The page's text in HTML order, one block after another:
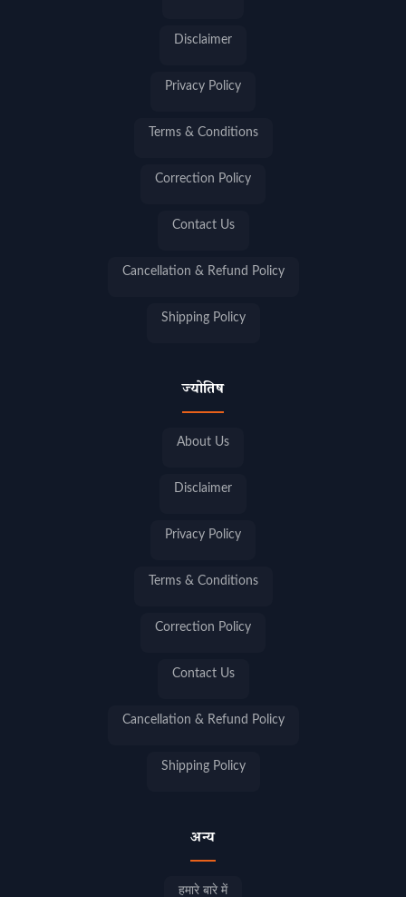
Disclaimer
Privacy Policy
Terms & Conditions
Correction Policy
Contact Us
Cancellation & Refund Policy
Shipping Policy
ज्योतिष
About Us
Disclaimer
Privacy Policy
Terms & Conditions
Correction Policy
Contact Us
Cancellation & Refund Policy
Shipping Policy
अन्य
हमारे बारे में